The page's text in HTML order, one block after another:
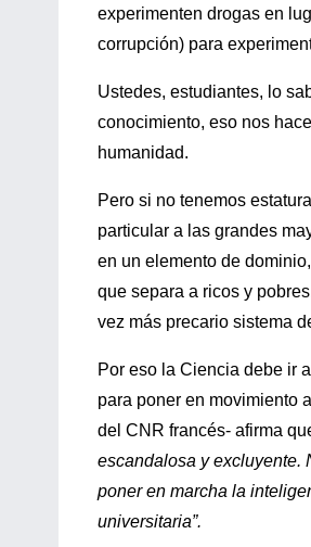
experimenten drogas en
corrupción) para
Ustedes, estudiantes, lo
conocimiento, eso nos
humanidad.
Pero si no tenemos
particular a las grandes
en un elemento de
que separa a ricos y
vez más precario sistema
Por eso la Ciencia debe ir
para poner en movimiento
del CNR francés- afirma
escandalosa y excluyente.
poner en marcha la
universitaria”.